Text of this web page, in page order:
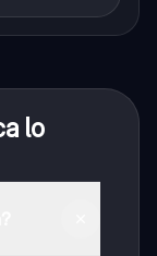
lo